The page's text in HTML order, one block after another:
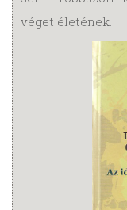
véget életének.